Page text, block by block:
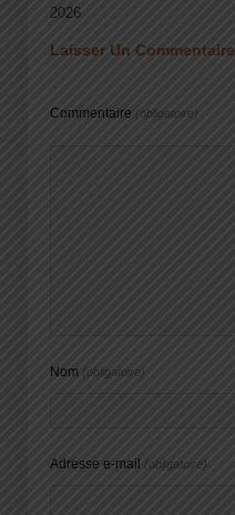
2026
Laisser Un Commentaire
Commentaire (obligatoire)
Nom (obligatoire)
Adresse e-mail (obligatoire)